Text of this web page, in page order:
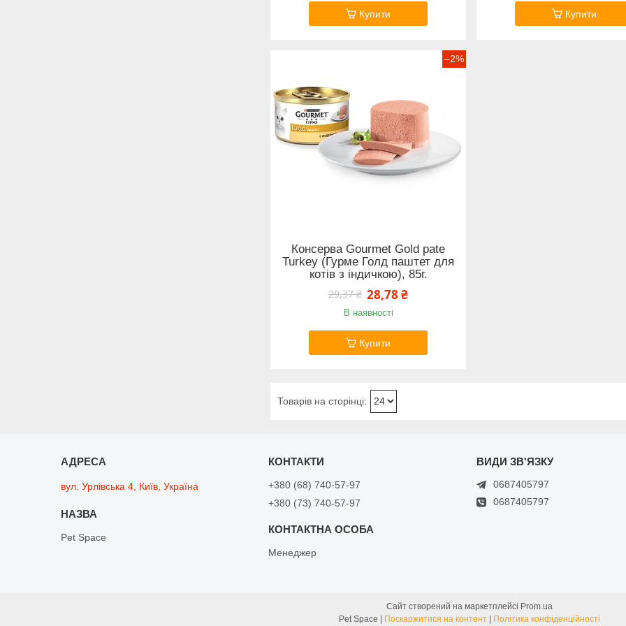
Купити Купити
–2%
Консерва Gourmet Gold pate
Turkey (Гурме Голд паштет для
котів з індичкою), 85г.
29,37 ₴ 28,78 ₴
В наявності
Купити
вул. Урлівська 4, Київ, Україна
Pet Space
+380 (68) 740-57-97
+380 (73) 740-57-97
Менеджер
0687405797
0687405797
Сайт створений на маркетплейсі Prom.ua
Pet Space | Поскаржитися на контент | Політика конфіденційності